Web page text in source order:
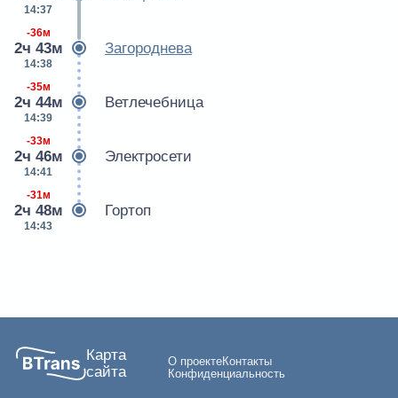
14:37
-36м
2ч 43м
14:38
Загороднева
-35м
2ч 44м
14:39
Ветлечебница
-33м
2ч 46м
14:41
Электросети
-31м
2ч 48м
14:43
Гортоп
Карта
сайта
О проектеКонтакты
Конфиденциальность